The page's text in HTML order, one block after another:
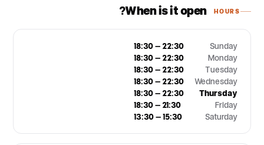
HOURS
When is it open?
Sunday
18:30 – 22:30
Monday
18:30 – 22:30
Tuesday
18:30 – 22:30
Wednesday
18:30 – 22:30
Thursday
18:30 – 22:30
Friday
18:30 – 21:30
Saturday
13:30 – 15:30